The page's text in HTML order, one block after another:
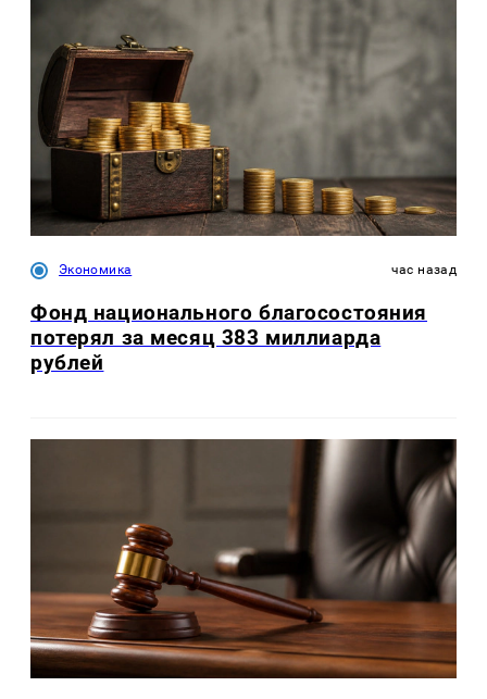
Экономика час назад
Фонд национального благосостояния
потерял за месяц 383 миллиарда
рублей